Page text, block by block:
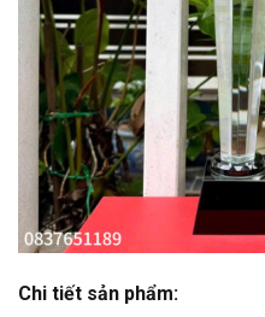
Chi tiết sản phẩm: